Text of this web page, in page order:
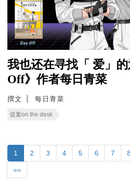
我也还在寻找「 爱」
Off》作者每日青菜
撰文 每日青菜
提案on the desk
1 2 3 4 5 6 7 8
»»